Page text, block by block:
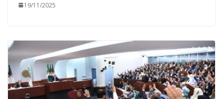
19/11/2025